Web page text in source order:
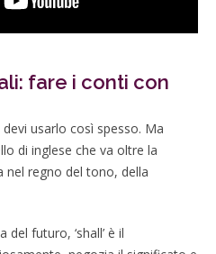
fare i conti con
usarlo così spesso. Ma
di inglese che va oltre la
regno del tono, della
del futuro, ‘shall’ è il